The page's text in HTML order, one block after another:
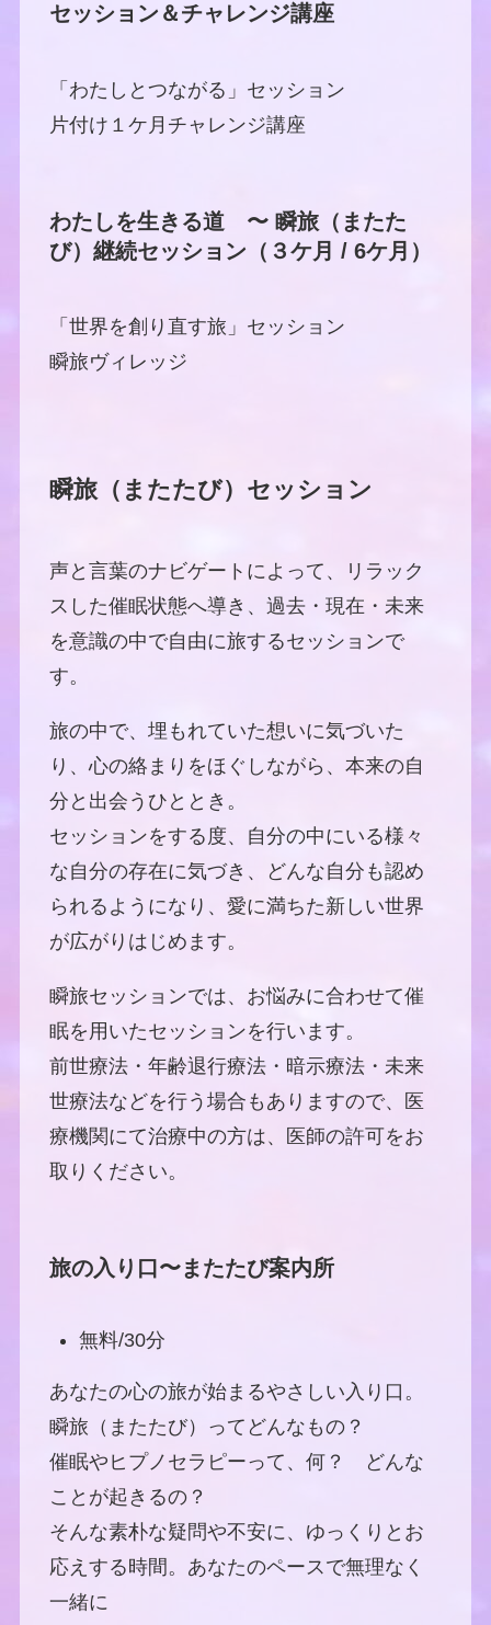
セッション＆チャレンジ講座
「わたしとつながる」セッション
片付け１ケ月チャレンジ講座
わたしを生きる道 〜 瞬旅（またた
び）継続セッション（３ケ月 / 6ケ月）
「世界を創り直す旅」セッション
瞬旅ヴィレッジ
瞬旅（またたび）セッション
声と言葉のナビゲートによって、リラック
スした催眠状態へ導き、過去・現在・未来
を意識の中で自由に旅するセッションで
す。
旅の中で、埋もれていた想いに気づいた
り、心の絡まりをほぐしながら、本来の自
分と出会うひととき。
セッションをする度、自分の中にいる様々
な自分の存在に気づき、どんな自分も認め
られるようになり、愛に満ちた新しい世界
が広がりはじめます。
瞬旅セッションでは、お悩みに合わせて催
眠を用いたセッションを行います。
前世療法・年齢退行療法・暗示療法・未来
世療法などを行う場合もありますので、医
療機関にて治療中の方は、医師の許可をお
取りください。
旅の入り口〜またたび案内所
無料/30分
あなたの心の旅が始まるやさしい入り口。
瞬旅（またたび）ってどんなもの？
催眠やヒプノセラピーって、何？ どんな
ことが起きるの？
そんな素朴な疑問や不安に、ゆっくりとお
応えする時間。あなたのペースで無理なく
一緒に